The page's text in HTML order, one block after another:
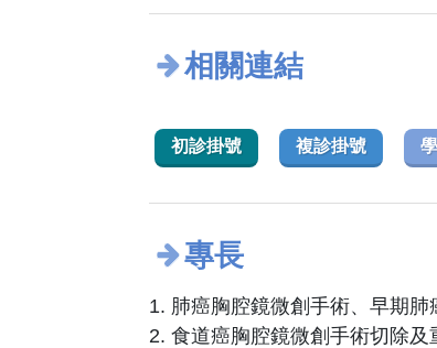
相關連結
初診掛號 複診掛號
專長
1. 肺癌胸腔鏡微創手術、早期
2. 食道癌胸腔鏡微創手術切除